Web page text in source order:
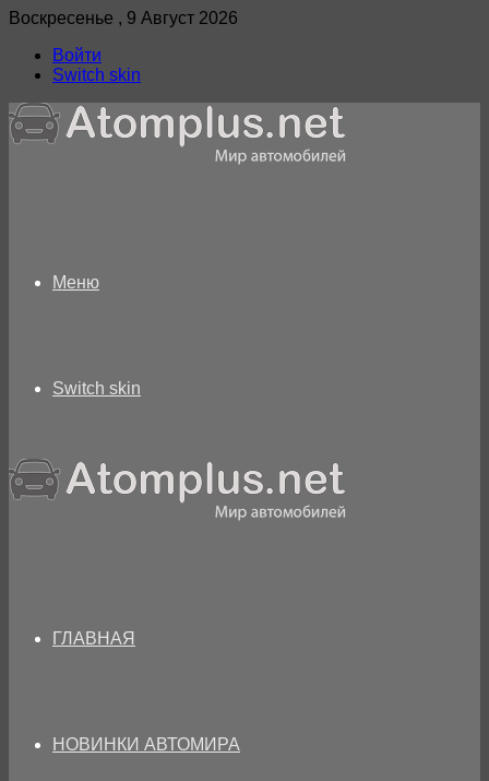
Воскресенье , 9 Август 2026
Войти
Switch skin
Меню
Switch skin
ГЛАВНАЯ
НОВИНКИ АВТОМИРА